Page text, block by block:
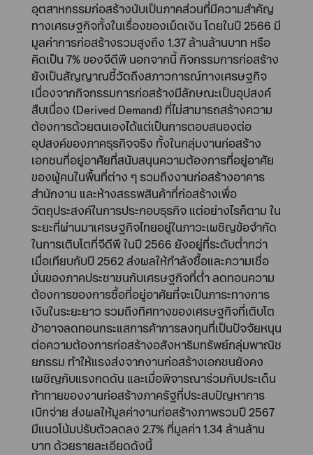
อุตสาหกรรมก่อสร้างนับเป็นภาคส่วนที่มีความสำคัญ
ทางเศรษฐกิจทั้งในเรื่องของเม็ดเงิน โดยในปี 2566 มี
มูลค่าการก่อสร้างรวมสูงถึง 1.37 ล้านล้านบาท หรือ
คิดเป็น 7% ของจีดีพี นอกจากนี้ กิจกรรมการก่อสร้าง
ยังเป็นสัญญาณชี้วัดถึงสภาวการณ์ทางเศรษฐกิจ
เนื่องจากกิจกรรมการก่อสร้างมีลักษณะเป็นอุปสงค์
สืบเนื่อง (Derived Demand) ที่ไม่สามารถสร้างความ
ต้องการด้วยตนเองได้แต่เป็นการตอบสนองต่อ
อุปสงค์ของภาคธุรกิจจริง ทั้งในกลุ่มงานก่อสร้าง
เอกชนที่อยู่อาศัยที่สนับสนุนความต้องการที่อยู่อาศัย
ของผู้คนในพื้นที่ต่าง ๆ รวมถึงงานก่อสร้างอาคาร
สำนักงาน และห้างสรรพสินค้าที่ก่อสร้างเพื่อ
วัตถุประสงค์ในการประกอบธุรกิจ แต่อย่างไรก็ตาม ใน
ระยะที่ผ่านมาเศรษฐกิจไทยอยู่ในภาวะเผชิญข้อจำกัด
ในการเติบโตที่จีดีพี ในปี 2566 ยังอยู่ที่ระดับต่ำกว่า
เมื่อเทียบกับปี 2562 ส่งผลให้กำลังซื้อและความเชื่อ
มั่นของภาคประชาชนกับเศรษฐกิจที่ต่ำ ลดทอนความ
ต้องการของการซื้อที่อยู่อาศัยที่จะเป็นภาระทางการ
เงินในระยะยาว รวมถึงทิศทางของเศรษฐกิจที่เติบโต
ช้าอาจลดทอนกระแสการค้าการลงทุนที่เป็นปัจจัยหนุน
ต่อความต้องการก่อสร้างอสังหาริมทรัพย์กลุ่มพาณิช
ยกรรม ทำให้แรงส่งจากงานก่อสร้างเอกชนยังคง
เผชิญกับแรงกดดัน และเมื่อพิจารณาร่วมกับประเด็น
ท้าทายของงานก่อสร้างภาครัฐที่ประสบปัญหาการ
เบิกจ่าย ส่งผลให้มูลค่างานก่อสร้างภาพรวมปี 2567
มีแนวโน้มปรับตัวลดลง 2.7% ที่มูลค่า 1.34 ล้านล้าน
บาท ด้วยรายละเอียดดังนี้